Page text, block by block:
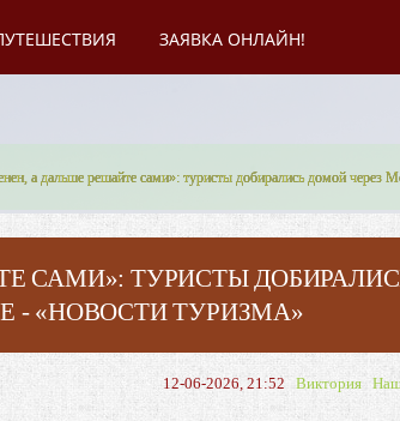
ЗАЯВКА ОНЛАЙН!
а дальше решайте сами»: туристы добирались домой через
САМИ»: ТУРИСТЫ
- «НОВОСТИ ТУРИЗМА»
12-06-2026, 21:52 Виктория